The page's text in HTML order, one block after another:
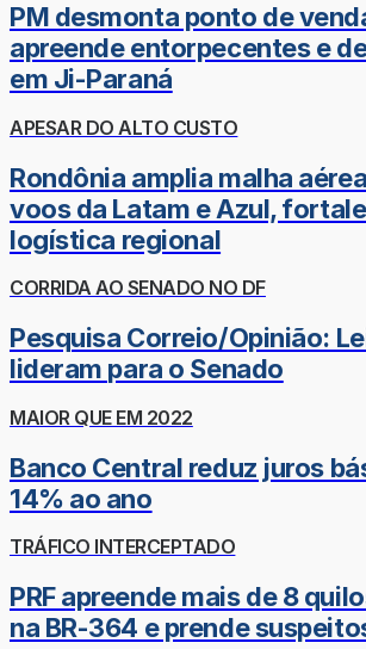
PM desmonta ponto de
apreende entorpecentes e
em Ji-Paraná
APESAR DO ALTO CUSTO
Rondônia amplia malha
voos da Latam e Azul,
logística regional
CORRIDA AO SENADO NO DF
Pesquisa Correio/Opinião:
lideram para o Senado
MAIOR QUE EM 2022
Banco Central reduz juros
14% ao ano
TRÁFICO INTERCEPTADO
PRF apreende mais de 8
na BR-364 e prende